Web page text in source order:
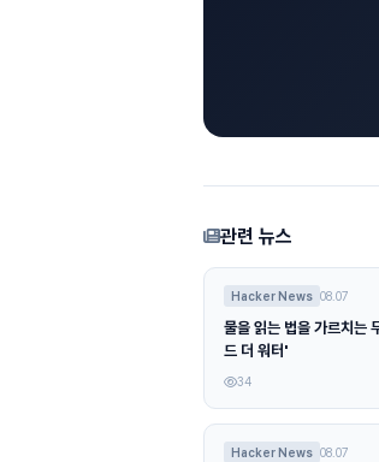
관련 뉴스
Hacker News 08.07
물을 읽는 법을 가르치는
드 더 워터'
34
Hacker News 08.07